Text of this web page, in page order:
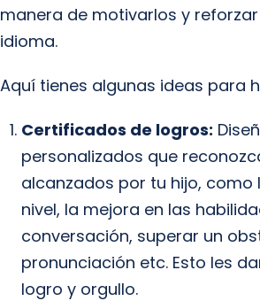
manera de motivarlos y
idioma.
Aquí tienes algunas ideas para
Certificados de logros:
personalizados que
alcanzados por tu hijo, como
nivel, la mejora en las
conversación, superar un
pronunciación etc. Esto les
logro y orgullo.